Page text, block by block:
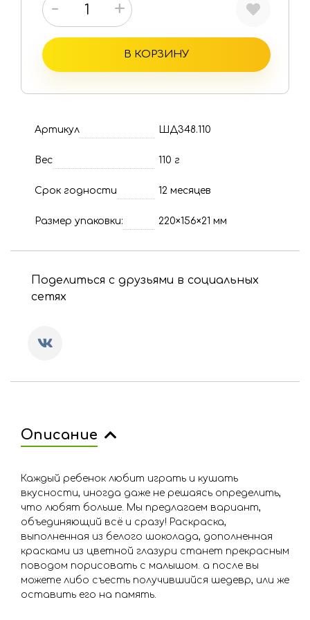
- +
В КОРЗИНУ
Артикул ШД348.110
Вес 110 г
Срок годности 12 месяцев
Размер упаковки: 220×156×21 мм
Поделиться с друзьями в социальных
сетях
Описание
Каждый ребенок любит играть и кушать
вкусности, иногда даже не решаясь определить,
что любят больше. Мы предлагаем вариант,
объединяющий всё и сразу! Раскраска,
выполненная из белого шоколада, дополненная
красками из цветной глазури станет прекрасным
поводом порисовать с малышом. а после вы
можете либо съесть получившийся шедевр, или же
оставить его на память.